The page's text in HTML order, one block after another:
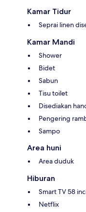
Kamar Tidur
Seprai linen
Kamar Mandi
Shower
Bidet
Sabun
Tisu toilet
Disediakan
Pengering
Sampo
Area huni
Area duduk
Hiburan
Smart TV 58
Netflix